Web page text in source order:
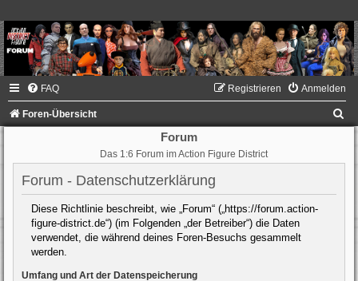
FAQ Anmelden
Registrieren
Foren-Übersicht
Forum
Das 1:6 Forum im Action Figure District
Forum - Datenschutzerklärung
Diese Richtlinie beschreibt, wie „Forum“ („https://forum.action-
figure-district.de“) (im Folgenden „der Betreiber“) die Daten
verwendet, die während deines Foren-Besuchs gesammelt
werden.
Umfang und Art der Datenspeicherung